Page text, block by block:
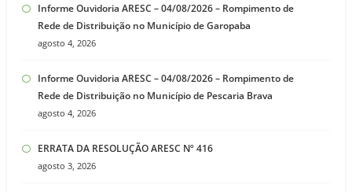
Informe Ouvidoria ARESC – 04/08/2026 – Rompimento de
Rede de Distribuição no Município de Garopaba
agosto 4, 2026
Informe Ouvidoria ARESC – 04/08/2026 – Rompimento de
Rede de Distribuição no Município de Pescaria Brava
agosto 4, 2026
ERRATA DA RESOLUÇÃO ARESC Nº 416
agosto 3, 2026